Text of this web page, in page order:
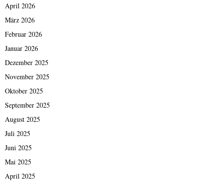
April 2026
März 2026
Februar 2026
Januar 2026
Dezember 2025
November 2025
Oktober 2025
September 2025
August 2025
Juli 2025
Juni 2025
Mai 2025
April 2025